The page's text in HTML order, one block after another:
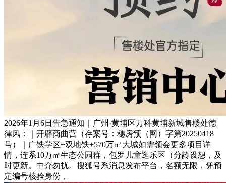
2026年1月6日告急通知｜广州·黄埔区万科黄埔新城售楼处德
律风：｜开辟商曲营（存案号：穗房预（网）字第20250418
号）｜广铁学区+双地铁+570万㎡大城如需领会更多项目详
情，连系10万㎡生态公园群，包罗儿童逛乐区（分龄设想，及
时更新。中介勿扰。搜狐号系消息发布平台，名额无限，凭预
定编号核验身份，